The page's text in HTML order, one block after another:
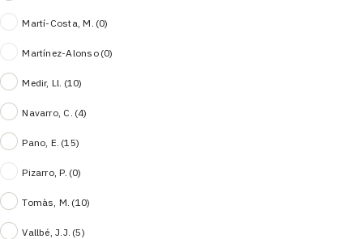
Martí-Costa, M. (0)
Martínez-Alonso (0)
Medir, Ll. (10)
Navarro, C. (4)
Pano, E. (15)
Pizarro, P. (0)
Tomàs, M. (10)
Vallbé, J.J. (5)